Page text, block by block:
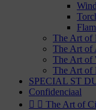
The Art of
The Art of
The Art of
The Art of
SPECIAL ST
Confidenciaal
  The Art of